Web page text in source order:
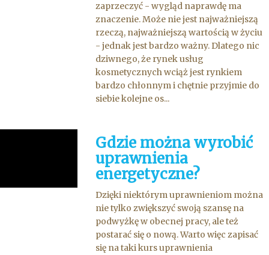
zaprzeczyć - wygląd naprawdę ma
znaczenie. Może nie jest najważniejszą
rzeczą, najważniejszą wartością w życiu
- jednak jest bardzo ważny. Dlatego nic
dziwnego, że rynek usług
kosmetycznych wciąż jest rynkiem
bardzo chłonnym i chętnie przyjmie do
siebie kolejne os...
Gdzie można wyrobić
uprawnienia
energetyczne?
Dzięki niektórym uprawnieniom można
nie tylko zwiększyć swoją szansę na
podwyżkę w obecnej pracy, ale też
postarać się o nową. Warto więc zapisać
się na taki kurs uprawnienia